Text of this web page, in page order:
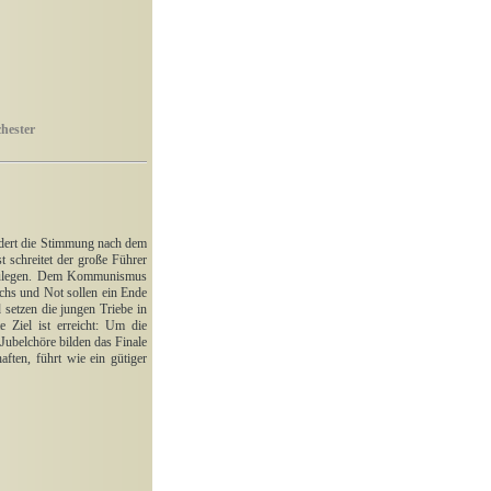
die Stimmung nach dem
schreitet der große Führer
Dem Kommunismus
und Not sollen ein Ende
die jungen Triebe in
Ziel ist erreicht: Um die
bilden das Finale
führt wie ein gütiger